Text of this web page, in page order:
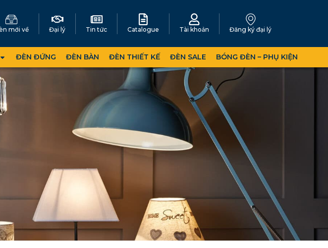
mới về Đại lý Tin tức Catalogue Tài khoản Đăng ký đại lý
ĐÈN ĐỨNG ĐÈN BÀN ĐÈN THIẾT KẾ ĐÈN SALE BÓNG ĐÈN – PHỤ KIỆN